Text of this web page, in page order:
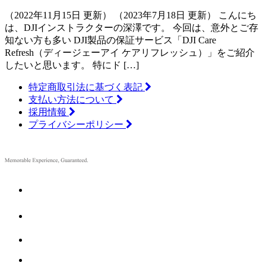
（2022年11月15日 更新） （2023年7月18日 更新） こんにち
は、DJIインストラクターの深澤です。 今回は、意外とご存
知ない方も多い DJI製品の保証サービス「DJI Care
Refresh（ディージェーアイ ケアリフレッシュ）」をご紹介
したいと思います。 特にド […]
特定商取引法に基づく表記
支払い方法について
採用情報
プライバシーポリシー